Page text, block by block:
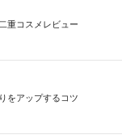
重コスメレビュー
をアップするコツ